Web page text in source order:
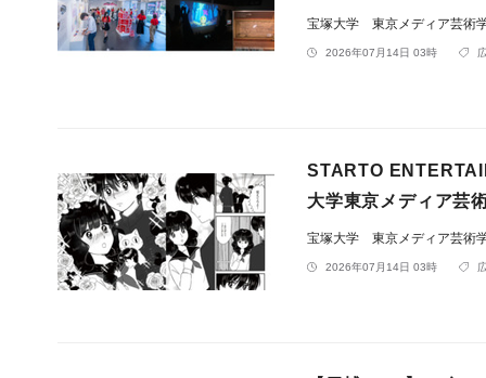
宝塚大学 東京メディア芸術
2026年07月14日 03時
STARTO
大学東京メディア芸
宝塚大学 東京メディア芸術
2026年07月14日 03時